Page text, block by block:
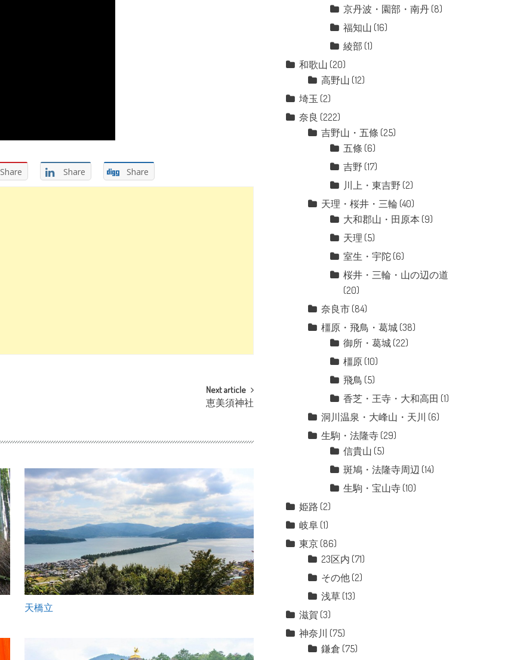
Share Share Share
Next article
恵美須神社
天橋立
京丹波・園部・南丹 (8)
福知山 (16)
綾部 (1)
和歌山 (20)
高野山 (12)
埼玉 (2)
奈良 (222)
吉野山・五條 (25)
五條 (6)
吉野 (17)
川上・東吉野 (2)
天理・桜井・三輪 (40)
大和郡山・田原本 (9)
天理 (5)
室生・宇陀 (6)
桜井・三輪・山の辺の道
(20)
奈良市 (84)
橿原・飛鳥・葛城 (38)
御所・葛城 (22)
橿原 (10)
飛鳥 (5)
香芝・王寺・大和高田 (1)
洞川温泉・大峰山・天川 (6)
生駒・法隆寺 (29)
信貴山 (5)
斑鳩・法隆寺周辺 (14)
生駒・宝山寺 (10)
姫路 (2)
岐阜 (1)
東京 (86)
23区内 (71)
その他 (2)
浅草 (13)
滋賀 (3)
神奈川 (75)
鎌倉 (75)